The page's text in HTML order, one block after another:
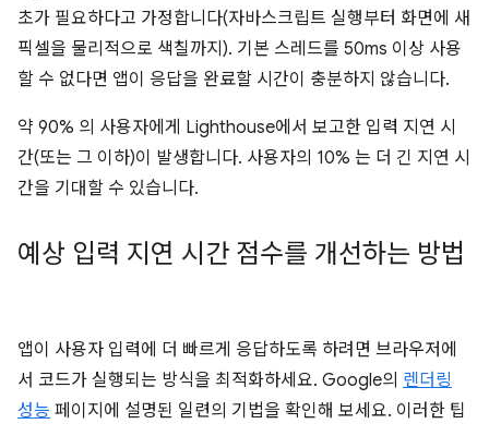
초가 필요하다고 가정합니다(자바스크립트 실행부터 화면에 새
픽셀을 물리적으로 색칠까지). 기본 스레드를 50ms 이상 사용
할 수 없다면 앱이 응답을 완료할 시간이 충분하지 않습니다.
약 90% 의 사용자에게 Lighthouse에서 보고한 입력 지연 시
간(또는 그 이하)이 발생합니다. 사용자의 10% 는 더 긴 지연 시
간을 기대할 수 있습니다.
예상 입력 지연 시간 점수를 개선하는 방법
앱이 사용자 입력에 더 빠르게 응답하도록 하려면 브라우저에
서 코드가 실행되는 방식을 최적화하세요. Google의 렌더링
성능 페이지에 설명된 일련의 기법을 확인해 보세요. 이러한 팁